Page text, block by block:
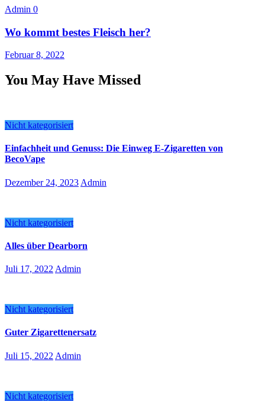
Admin 0
Wo kommt bestes Fleisch her?
Februar 8, 2022
You May Have Missed
Nicht kategorisiert
Einfachheit und Genuss: Die Einweg E-Zigaretten von
BecoVape
Dezember 24, 2023 Admin
Nicht kategorisiert
Alles über Dearborn
Juli 17, 2022 Admin
Nicht kategorisiert
Guter Zigarettenersatz
Juli 15, 2022 Admin
Nicht kategorisiert